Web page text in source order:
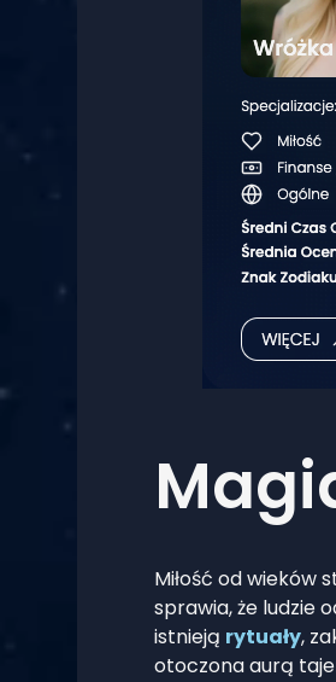
Miłość od wieków
sprawia, że ludzie
istnieją rytuały,
otoczona aurą